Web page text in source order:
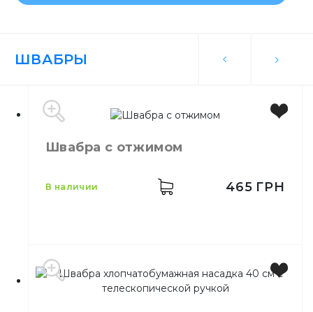
ШВАБРЫ
Швабра с отжимом
в наличии 465 ГРН